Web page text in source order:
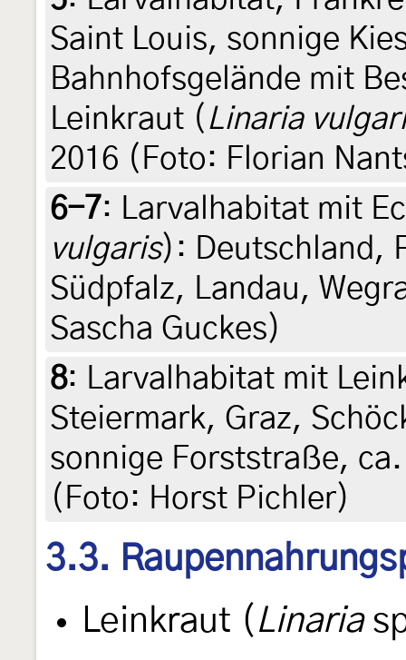
Saint Louis, sonnige
Bahnhofsgelände mit
Leinkraut ( Linaria
2016 (Foto: Florian
6-7: Larvalhabitat mit
vulgaris): Deutschland,
Südpfalz, Landau,
Sascha Guckes)
8: Larvalhabitat mit
Steiermark, Graz,
sonnige Forststraße,
(Foto: Horst Pichler)
3.3.
Leinkraut ( Linaria